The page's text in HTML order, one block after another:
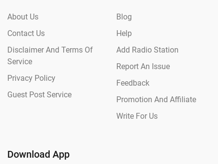
About Us
Contact Us
Disclaimer And Terms Of
Service
Privacy Policy
Guest Post Service
Blog
Help
Add Radio Station
Report An Issue
Feedback
Promotion And Affiliate
Write For Us
Download App